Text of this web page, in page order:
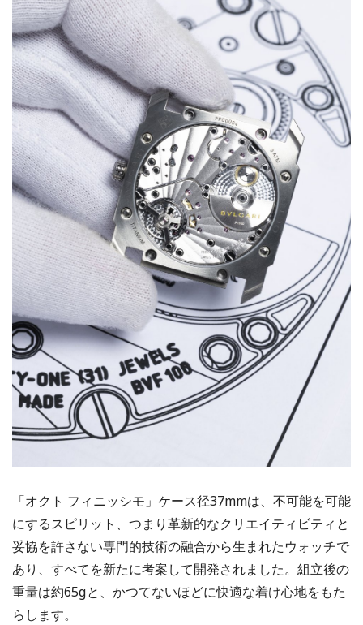
「オクト フィニッシモ」ケース径37mmは、不可能を可能
にするスピリット、つまり革新的なクリエイティビティと
妥協を許さない専門的技術の融合から生まれたウォッチで
あり、すべてを新たに考案して開発されました。組立後の
重量は約65gと、かつてないほどに快適な着け心地をもた
らします。